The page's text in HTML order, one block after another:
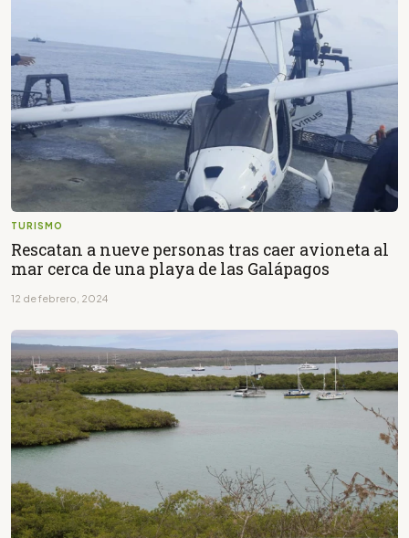
TURISMO
Rescatan a nueve personas tras caer avioneta al
mar cerca de una playa de las Galápagos
12 de febrero, 2024